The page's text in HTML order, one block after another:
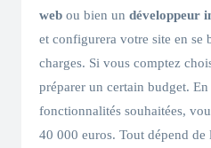
web ou bien un développeur
et configurera votre site en se
charges. Si vous comptez
préparer un certain budget.
fonctionnalités souhaitées,
40 000 euros. Tout dépend